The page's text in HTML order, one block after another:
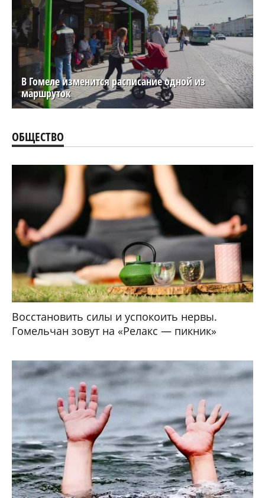
В Гомеле изменится расписание одной из
маршруток
ОБЩЕСТВО
Восстановить силы и успокоить нервы.
Гомельчан зовут на «Релакс — пикник»